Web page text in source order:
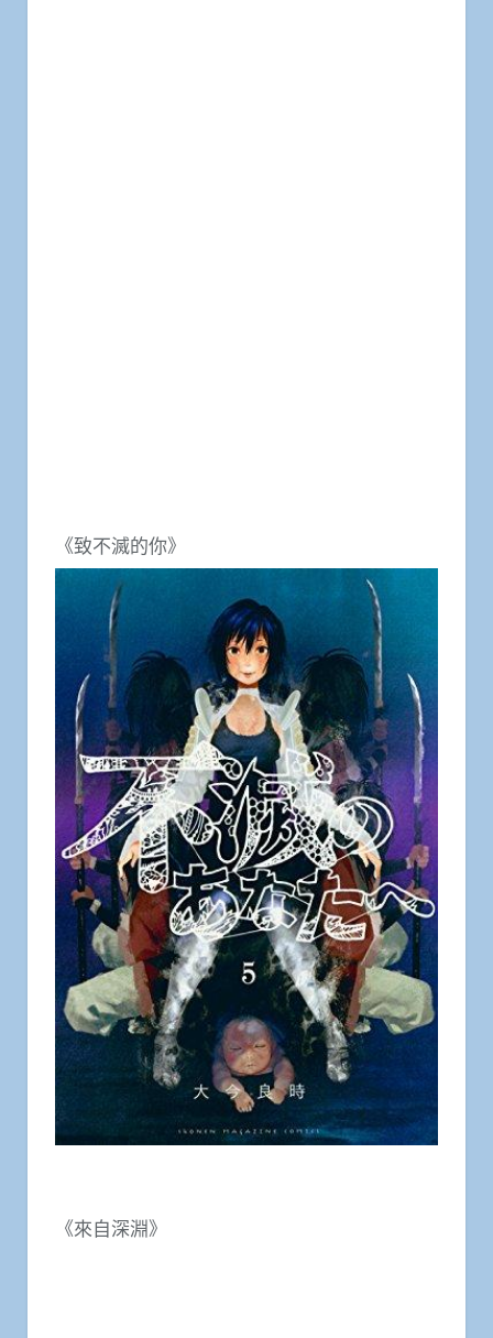
《致不滅的你》
《來自深淵》